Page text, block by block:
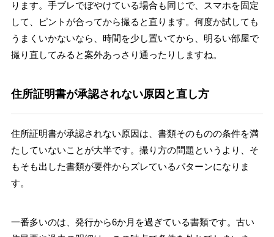
ります。手ブレでぼやけている場合も同じで、スマホを固定
して、ピントが合ってから撮ると直ります。何度か試しても
うまくいかないなら、時間を少し置いてから、明るい部屋で
撮り直してみると案外あっさり通ったりしますね。
住所証明書が承認されない原因と直し方
住所証明書が承認されない原因は、書類そのものの条件を満
たしていないことが大半です。撮り方の問題というより、そ
もそも出した書類が要件からズレているパターンになりま
す。
一番多いのは、発行から6か月を過ぎている書類です。古い